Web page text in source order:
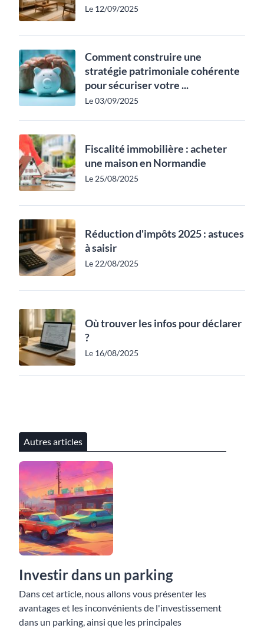
Le 12/09/2025
Comment construire une
stratégie patrimoniale cohérente
pour sécuriser votre ...
Le 03/09/2025
Fiscalité immobilière : acheter
une maison en Normandie
Le 25/08/2025
Réduction d'impôts 2025 : astuces
à saisir
Le 22/08/2025
Où trouver les infos pour déclarer
?
Le 16/08/2025
Autres articles
Investir dans un parking
Dans cet article, nous allons vous présenter les
avantages et les inconvénients de l'investissement
dans un parking, ainsi que les principales